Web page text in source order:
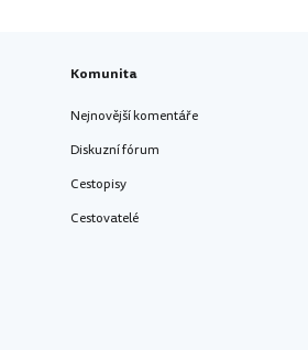
Komunita
Nejnovější komentáře
Diskuzní fórum
Cestopisy
Cestovatelé